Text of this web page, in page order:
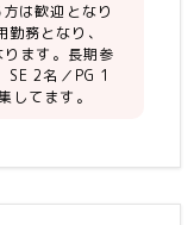
バッチ制御API
プン化するミド
上（メインフレ
は歓迎となり
務となり、
ます。長期参
SE 2名／PG 1
してます。